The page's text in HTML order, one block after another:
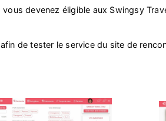
devenez éligible aux Swingsy
de tester le service du site de